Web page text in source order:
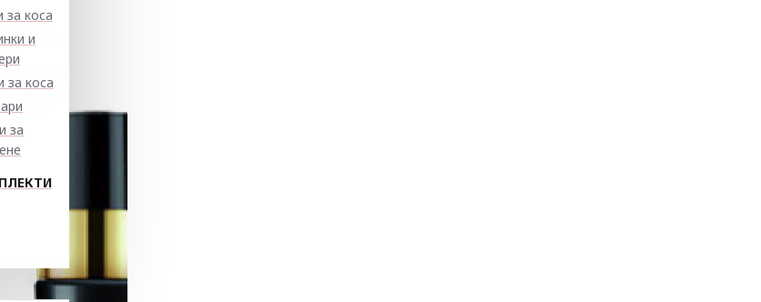
коса
и
за коса
за